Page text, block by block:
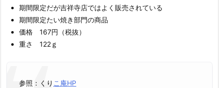
期間限定だが吉祥寺店ではよく販売されている
期間限定たい焼き部門の商品
価格 167円（税抜）
重さ 122ｇ
参照：くり こ庵HP